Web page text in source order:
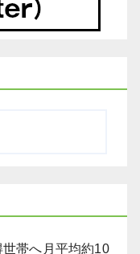
世帯へ月平均約10